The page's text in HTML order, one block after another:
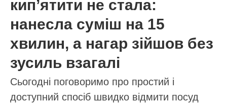
кип’ятити не стала:
нанесла суміш на 15
хвилин, а нагар зійшов без
зусиль взагалі
Сьогодні поговоримо про простий і
доступний спосіб швидко відмити посуд